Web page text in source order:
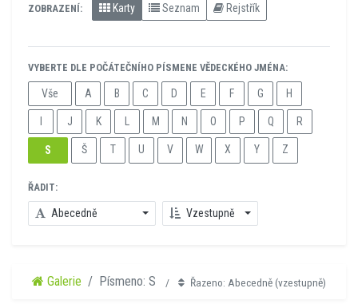
ZOBRAZENÍ: Karty Seznam Rejstřík
VYBERTE DLE POČÁTEČNÍHO PÍSMENE VĚDECKÉHO JMÉNA:
Vše A B C D E F G H
J K M N O P Q R
S Š T U V W X Y Z
ŘADIT:
Abecedně Vzestupně
Galerie Písmeno: S Řazeno: Abecedně (vzestupně)